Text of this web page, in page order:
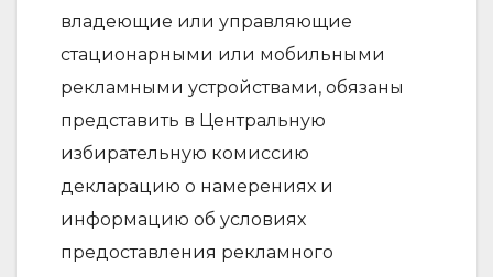
владеющие или управляющие
стационарными или мобильными
рекламными устройствами, обязаны
представить в Центральную
избирательную комиссию
декларацию о намерениях и
информацию об условиях
предоставления рекламного